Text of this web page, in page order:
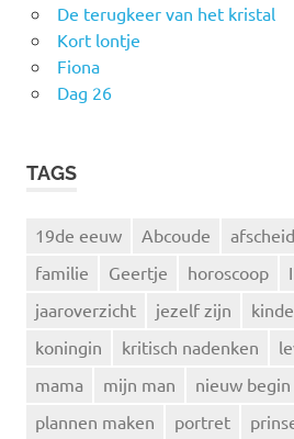
De terugkeer van het kristal
Kort lontje
Fiona
Dag 26
TAGS
19de eeuw Abcoude afscheid
familie
Geertje horoscoop
jaaroverzicht
jezelf zijn
koningin
kritisch nadenken
mama
mijn man nieuw begin
plannen maken
portret